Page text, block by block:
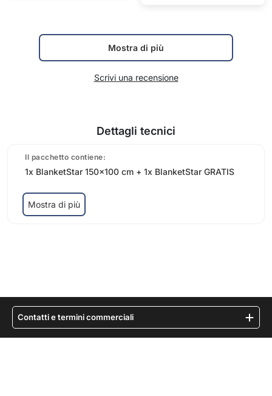
Mostra di più
Scrivi una recensione
Dettagli tecnici
Il pacchetto contiene:
1x BlanketStar 150x100 cm + 1x BlanketStar GRATIS
Mostra di più
Contatti e termini commerciali